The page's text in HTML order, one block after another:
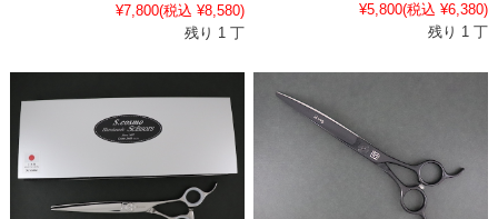
¥7,800(税込 ¥8,580)
残り 1 丁
¥5,800(税込 ¥6,380)
残り 1 丁